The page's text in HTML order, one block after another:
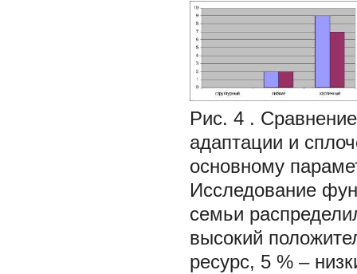
Рис. 4 .
адаптации и
основному
Исследование
семьи
высокий
ресурс, 5 % –